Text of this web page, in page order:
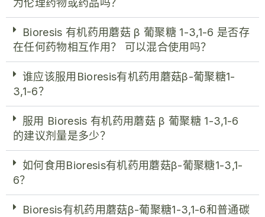
为伦理药物或药品吗？
Bioresis 有机药用蘑菇 β 葡聚糖 1-3,1-6 是否存
在任何药物相互作用？ 可以混合使用吗？
谁应该服用Bioresis有机药用蘑菇β-葡聚糖1-
3,1-6？
服用 Bioresis 有机药用蘑菇 β 葡聚糖 1-3,1-6
的建议剂量是多少？
如何食用Bioresis有机药用蘑菇β-葡聚糖1-3,1-
6？
Bioresis有机药用蘑菇β-葡聚糖1-3,1-6和普通碳